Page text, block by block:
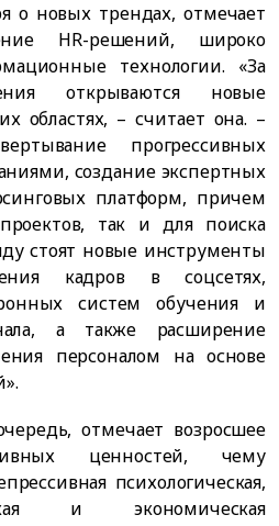
о новых трендах, отмечает
HR-решений, широко
технологии. «За
открываются новые
областях, – считает она. –
прогрессивных
создание экспертных
платформ, причем
так и для поиска
стоят новые инструменты
кадров в соцсетях,
систем обучения и
а также расширение
персоналом на основе
отмечает возросшее
ценностей, чему
психологическая,
и экономическая